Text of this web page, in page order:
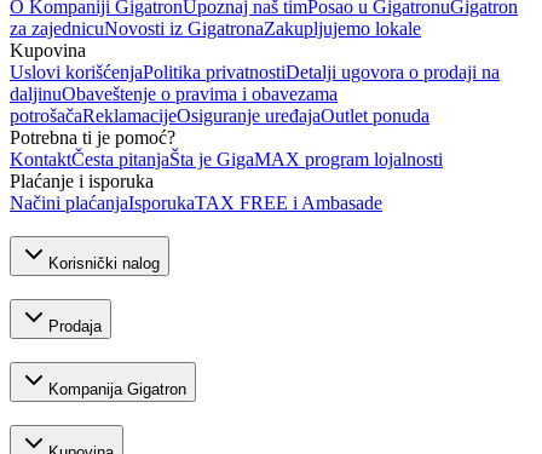
O Kompaniji GigatronUpoznaj naš timPosao u GigatronuGigatron
za zajednicuNovosti iz GigatronaZakupljujemo lokale
Kupovina
Uslovi korišćenjaPolitika privatnostiDetalji ugovora o prodaji na
daljinuObaveštenje o pravima i obavezama
potrošačaReklamacijeOsiguranje uređajaOutlet ponuda
Potrebna ti je pomoć?
KontaktČesta pitanjaŠta je GigaMAX program lojalnosti
Plaćanje i isporuka
Načini plaćanjaIsporukaTAX FREE i Ambasade
Korisnički nalog
Prodaja
Kompanija Gigatron